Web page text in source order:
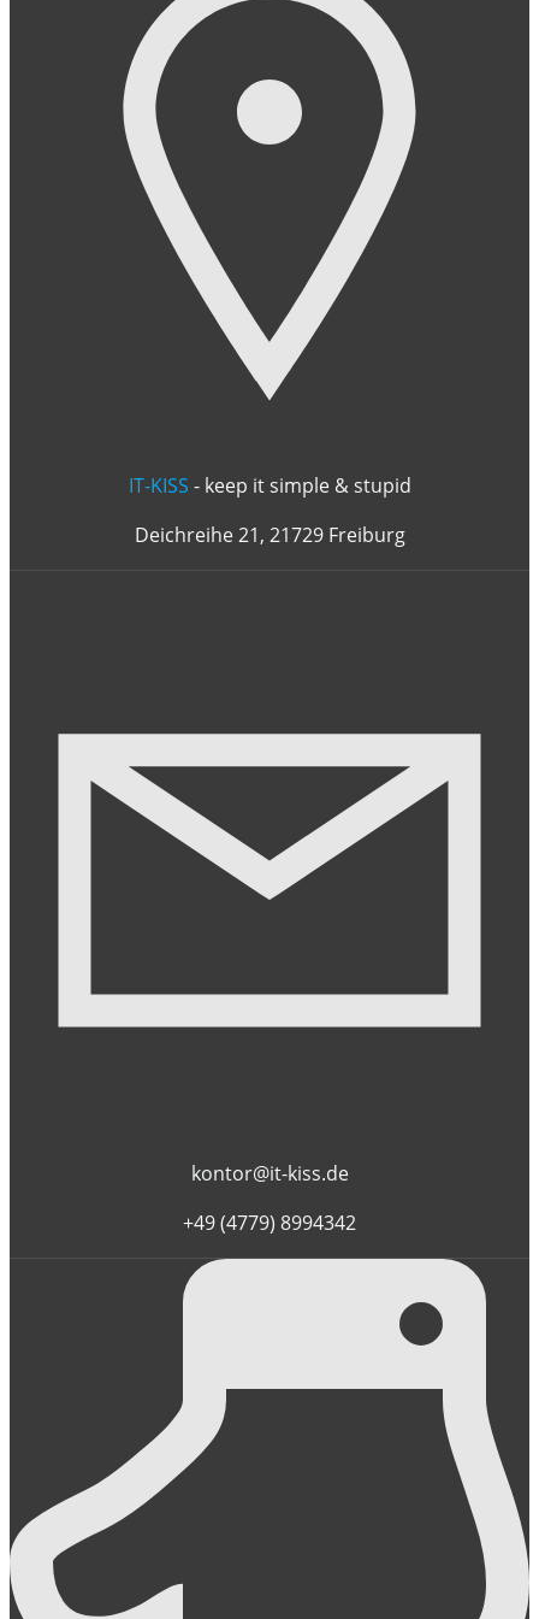
IT-KISS - keep it simple & stupid
Deichreihe 21, 21729 Freiburg
kontor@it-kiss.de
+49 (4779) 8994342